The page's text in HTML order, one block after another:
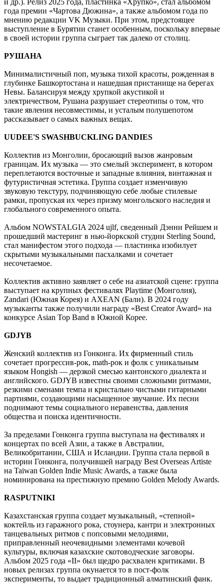
и др.). Релиз 2025 года, пластинка «Хрупко», стал альбомом
года премии «Чартова Дюжина», а также альбомом года по
мнению редакции VK Музыки. При этом, предстоящее
выступление в Бурятии станет особенным, поскольку впервые
в своей истории группа сыграет так далеко от столиц.
РУШАНА
Минималистичный поп, музыка тихой красоты, рожденная в
глубинке Башкортостана и нашедшая пристанище на берегах
Невы. Балансируя между хрупкой акустикой и
электричеством, Рушана разрушает стереотипы о том, что
такие явления несовместимы, и усталым полушепотом
рассказывает о самых важных вещах.
UUDEE'S SWASHBUCKLING DANDIES
Коллектив из Монголии, бросающий вызов жанровым
границам. Их музыка — это смелый эксперимент, в котором
переплетаются восточные и западные влияния, винтажная и
футуристичная эстетика. Группа создает изменчивую
звуковую текстуру, подчиняющую себе любые стилевые
рамки, пропуская их через призму монгольского наследия и
глобального современного опыта.
Альбом NOWSTALGIA 2024 ujlf, сведенный Дэнни Рейшем и
прошедший мастеринг в нью-йоркской студии Sterling Sound,
стал манифестом этого подхода — пластинка изобилует
скрытыми музыкальными пасхалками и сочетает
несочетаемое.
Коллектив активно заявляет о себе на азиатской сцене: группа
выступает на крупных фестивалях Playtime (Монголия),
Zandari (Южная Корея) и AXEAN (Бали). В 2024 году
музыканты также получили награду «Best Creator Award» на
конкурсе Asian Top Band в Южной Корее.
GDJYB
Женский коллектив из Гонконга. Их фирменный стиль
сочетает прогрессив-рок, math-рок и фолк с уникальным
языком Hongish — дерзкой смесью кантонского диалекта и
английского. GDJYB известны своими сложными ритмами,
резкими сменами темпа и кристально чистыми гитарными
партиями, создающими насыщенное звучание. Их песни
поднимают темы социального неравенства, давления
общества и поиска идентичности.
За пределами Гонконга группа выступала на фестивалях и
концертах по всей Азии, а также в Австралии,
Великобритании, США и Исландии. Группа стала первой в
истории Гонконга, получившей награду Best Overseas Artiste
на Taiwan Golden Indie Music Awards, а также была
номинирована на престижную премию Golden Melody Awards.
RASPUTNIKI
Казахстанская группа создает музыкальный, «степной»
коктейль из гаражного рока, стоунера, кантри и электронных
танцевальных ритмов с попсовыми мелодиями,
приправленный неочевидными элементами кочевой
культуры, включая казахские скотоводческие заговоры.
Альбом 2025 года «II» был щедро расхвален критиками. В
новых релизах группа окунается то в пост-фолк
эксперименты, то выдает традиционный алматинский фанк.